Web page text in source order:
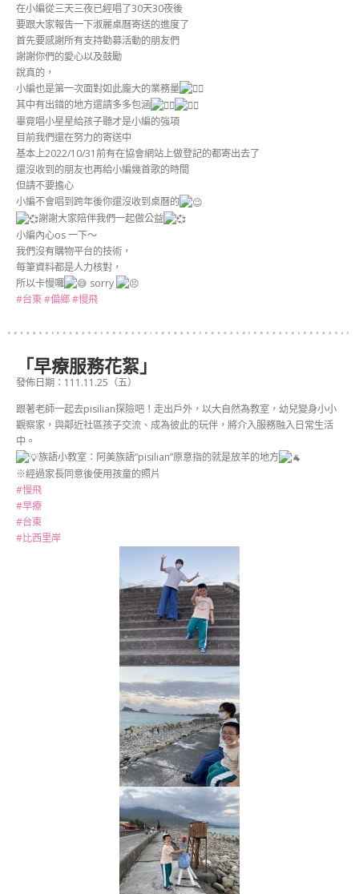
在小編從三天三夜已經唱了30天30夜後
要跟大家報告一下淑麗桌曆寄送的進度了
首先要感謝所有支持勸募活動的朋友們
謝謝你們的愛心以及鼓勵
說真的，
小編也是第一次面對如此龐大的業務量
其中有出錯的地方還請多多包涵
畢竟唱小星星給孩子聽才是小編的強項
目前我們還在努力的寄送中
基本上2022/10/31前有在協會網站上做登記的都寄出去了
還沒收到的朋友也再給小編幾首歌的時間
但請不要擔心
小編不會唱到跨年後你還沒收到桌曆的
謝謝大家陪伴我們一起做公益
小編內心os 一下～
我們沒有購物平台的技術，
每筆資料都是人力核對，
所以卡慢囉
sorry
#台東#偏鄉#慢飛
「早療服務花絮」
發佈日期：111.11.25（五）
跟著老師一起去pisilian探險吧！走出戶外，以大自然為教室，幼兒變身小小
觀察家，與鄰近社區孩子交流、成為彼此的玩伴，將介入服務融入日常生活
中。
族語小教室：阿美族語”pisilian”原意指的就是放羊的地方
※經過家長同意後使用孩童的照片
#慢飛
#早療
#台東
#比西里岸